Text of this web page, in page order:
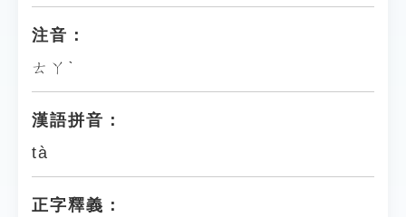
注音：
ㄊㄚˋ
漢語拼音：
tà
正字釋義：